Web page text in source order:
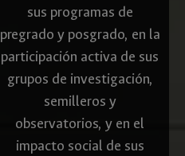
sus programas de
pregrado y posgrado, en la
participación activa de sus
grupos de investigación,
semilleros y
observatorios, y en el
impacto social de sus